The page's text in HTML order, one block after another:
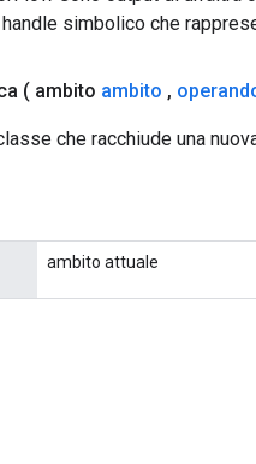
simbolico che
( ambito ambito ,
che racchiude una
ambito attuale